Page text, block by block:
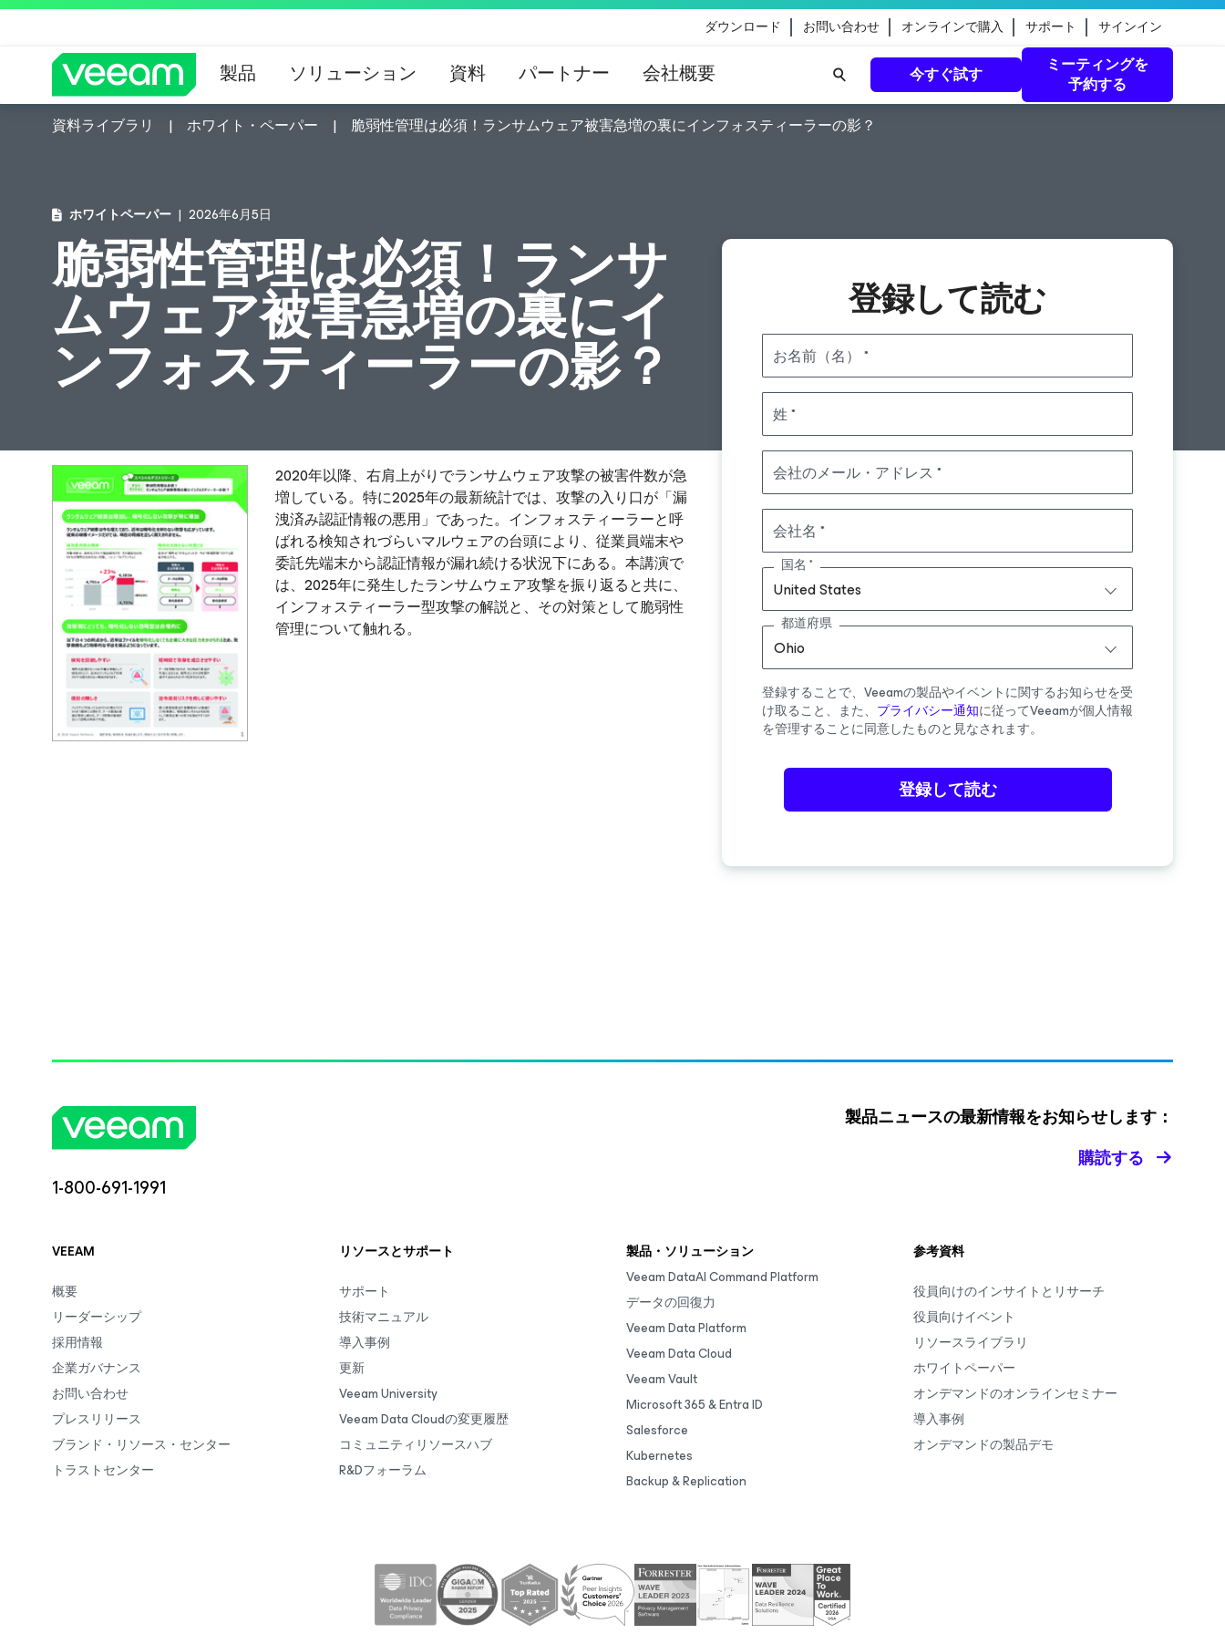
ダウンロード お問い合わせ オンラインで購入 サポート サインイン
製品 ソリューション 資料 パートナー 会社概要 今すぐ試す
ミーティングを
予約する
資料ライブラリ ホワイト・ペーパー 脆弱性管理は必須！ランサムウェア被害急増の裏にインフォスティーラーの影？
ホワイトペーパー 2026年6月5日
脆弱性管理は必須！ランサ
ムウェア被害急増の裏にイ
ンフォスティーラーの影？
登録して読む
お名前（名）
姓
会社のメール・アドレス
会社名
United States
国名
Ohio
都道府県
登録することで、Veeamの製品やイベントに関するお知らせを受
け取ること、また、 プライバシー通知に従ってVeeamが個人情報
を管理することに同意したものと見なされます。
登録して読む
2020年以降、右肩上がりでランサムウェア攻撃の被害件数が急
増している。特に2025年の最新統計では、攻撃の入り口が「漏
洩済み認証情報の悪用」であった。インフォスティーラーと呼
ばれる検知されづらいマルウェアの台頭により、従業員端末や
委託先端末から認証情報が漏れ続ける状況下にある。本講演で
は、2025年に発生したランサムウェア攻撃を振り返ると共に、
インフォスティーラー型攻撃の解説と、その対策として脆弱性
管理について触れる。
1-800-691-1991
製品ニュースの最新情報をお知らせします：
購読する
VEEAM
概要
リーダーシップ
採用情報
企業ガバナンス
お問い合わせ
プレスリリース
ブランド・リソース・センター
トラストセンター
リソースとサポート
サポート
技術マニュアル
導入事例
更新
Veeam University
Veeam Data Cloudの変更履歴
コミュニティリソースハブ
R&Dフォーラム
製品・ソリューション
Veeam DataAI Command Platform
データの回復力
Veeam Data Platform
Veeam Data Cloud
Veeam Vault
Microsoft 365 & Entra ID
Salesforce
Kubernetes
Backup & Replication
参考資料
役員向けのインサイトとリサーチ
役員向けイベント
リソースライブラリ
ホワイトペーパー
オンデマンドのオンラインセミナー
導入事例
オンデマンドの製品デモ